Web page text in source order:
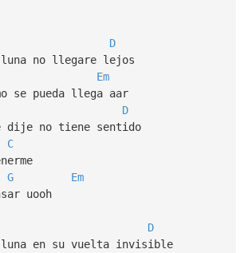
D
no llegare lejos
Em
se pueda llega aar
D
dije no tiene sentido
C
G
Em
uooh
D
luna en su vuelta invisible